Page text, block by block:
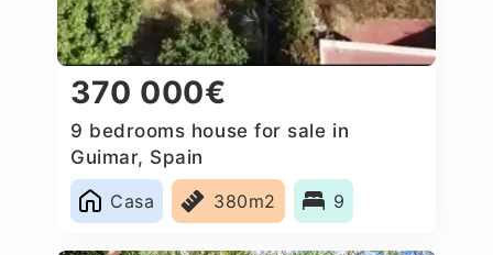
370 000€
9 bedrooms house for sale in
Guimar, Spain
Casa
380m2 9